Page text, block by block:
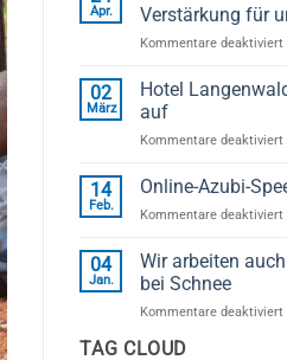
Apr.
Verstärkung für
Kommentare deaktiviert
02
März
Hotel
auf
Kommentare deaktiviert
14
Feb.
Online-Azubi-
Kommentare deaktiviert
04
Jan.
Wir arbeiten
bei Schnee
Kommentare deaktiviert
TAG CLOUD